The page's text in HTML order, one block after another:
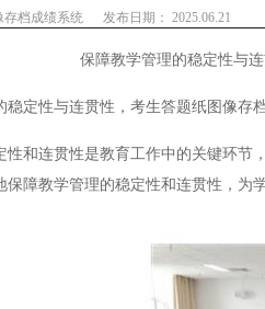
存档成绩系统 发布日期： 2025.06.21
保障教学管理的稳定性与
性与连贯性，考生答题纸图像存档
连贯性是教育工作中的关键环节
保障教学管理的稳定性和连贯性，为